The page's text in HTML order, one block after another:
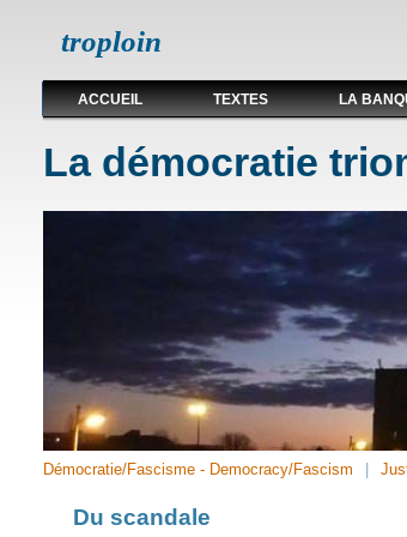
troploin
ACCUEIL TEXTES LA
La démocratie
Démocratie/Fascisme - Democracy/Fascism
Du scandale